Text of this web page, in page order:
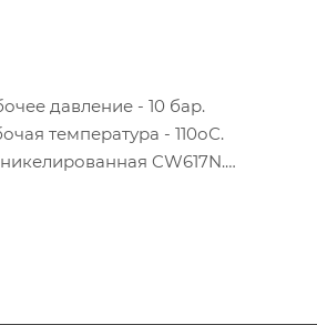
давление - 10 бар.
температура - 110оС.
CW617N.